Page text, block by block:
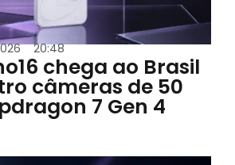
20:48
chega ao Brasil
câmeras de 50
7 Gen 4